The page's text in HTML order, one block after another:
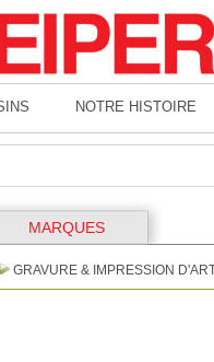
NOTRE HISTOIRE
MARQUES
GRAVURE & IMPRESSION